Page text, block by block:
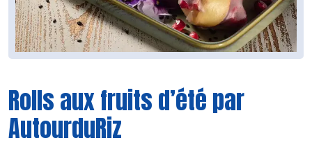
Rolls aux fruits d’été par
AutourduRiz